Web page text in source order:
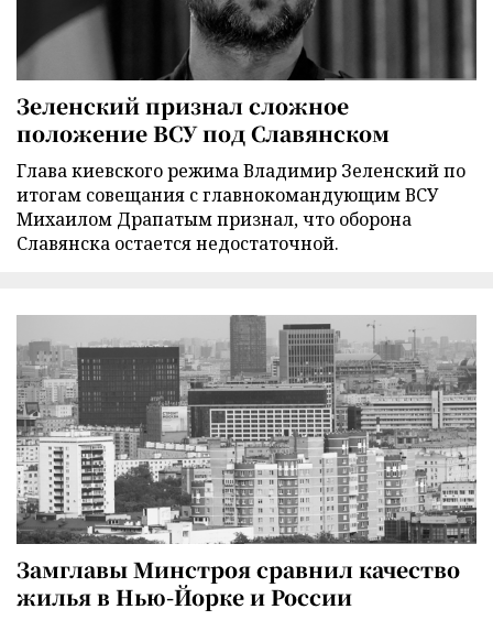
Зеленский признал сложное
положение ВСУ под Славянском
Глава киевского режима Владимир Зеленский по
итогам совещания с главнокомандующим ВСУ
Михаилом Драпатым признал, что оборона
Славянска остается недостаточной.
Замглавы Минстроя сравнил качество
жилья в Нью-Йорке и России